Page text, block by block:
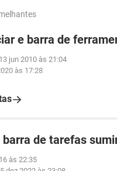
e barra de
13 jun 2010 às 21:04
às 17:28
barra de tarefas
às 22:35